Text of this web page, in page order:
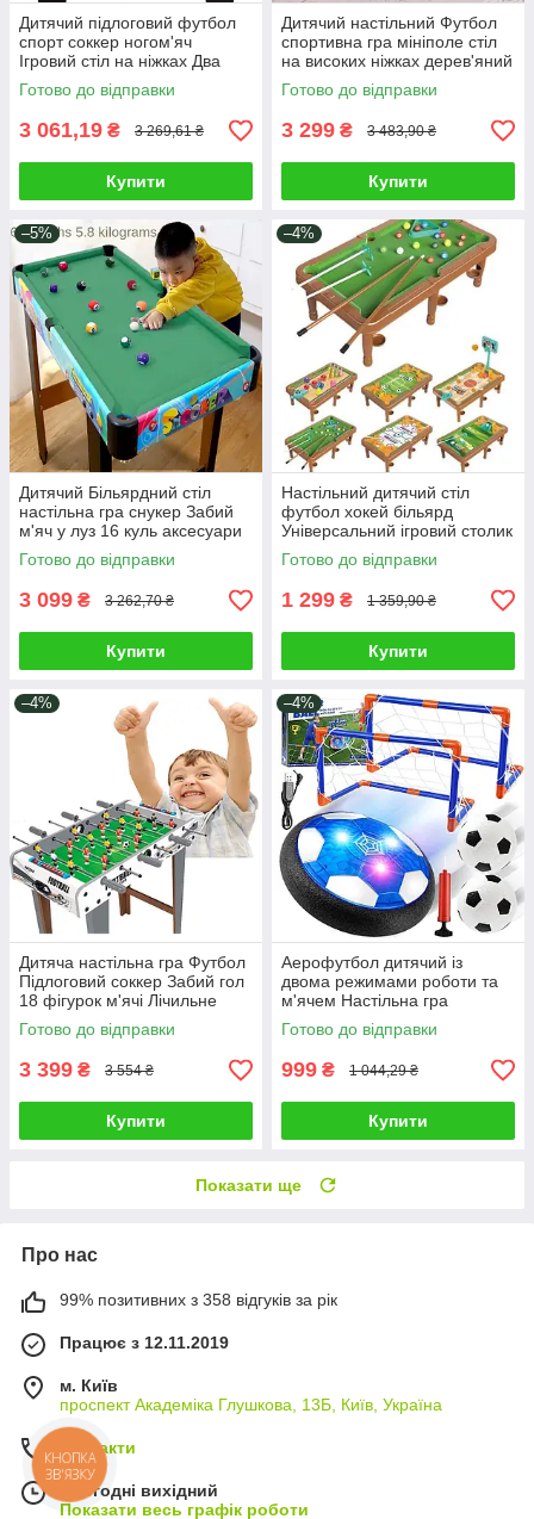
Дитячий підлоговий футбол
спорт соккер ногом'яч
Ігровий стіл на ніжках Два
гравці Аксесуар для веселого
дозвілля
Готово до відправки
3 061,19 ₴ 3 269,61 ₴
Купити
Дитячий настільний Футбол
спортивна гра мініполе стіл
на високих ніжках дерев'яний
корпус механічне табло
Готово до відправки
3 299 ₴ 3 483,90 ₴
Купити
–5%
Дитячий Більярдний стіл
настільна гра снукер Забий
м'яч у луз 16 куль аксесуари
Іграшка для розвитку логіки
Готово до відправки
3 099 ₴ 3 262,70 ₴
Купити
–4%
Настільний дитячий стіл
футбол хокей більярд
Універсальний ігровий столик
6в1 Спортивний набір для
всієї родини
Готово до відправки
1 299 ₴ 1 359,90 ₴
Купити
–4%
Дитяча настільна гра Футбол
Підлоговий соккер Забий гол
18 фігурок м'ячі Лічильне
табло Розвага для сім'ї
Готово до відправки
3 399 ₴ 3 554 ₴
Купити
–4%
Аерофутбол дитячий із
двома режимами роботи та
м'ячем Настільна гра
інтерактивна з підсвіткою і
воротами для гри вдома
Готово до відправки
999 ₴ 1 044,29 ₴
Купити
Показати ще
Про нас
99% позитивних з 358 відгуків за рік
Працює з 12.11.2019
м. Київ
проспект Академіка Глушкова, 13Б, Київ, Україна
Контакти
Сьогодні вихідний
Показати весь графік роботи
КНОПКА
ЗВ'ЯЗКУ